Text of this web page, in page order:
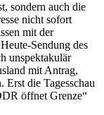
sondern auch die
nicht sofort
mit der
Sendung des
unspektakulär
mit Antrag,
Erst die Tagesschau
öffnet Grenze“